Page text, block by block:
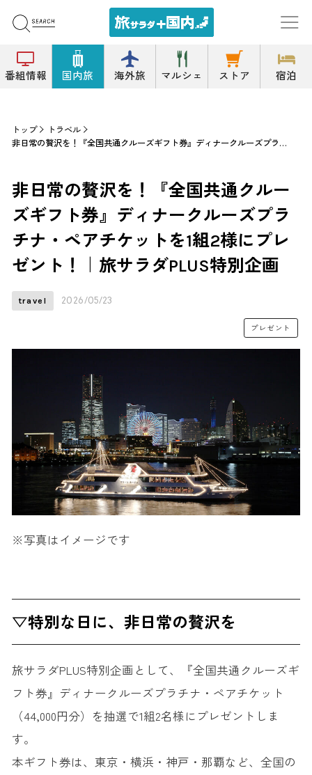
番組情報 国内旅 海外旅 マルシェ ストア 宿泊
トップ
トラベル
非日常の贅沢を！『全国共通クルーズギフト券』ディナークルーズプラチナ・ペアチケットを1組2様にプレゼント！｜旅サラダPLUS特別企画
非日常の贅沢を！『全国共通クルー
ズギフト券』ディナークルーズプラ
チナ・ペアチケットを1組2様にプレ
ゼント！｜旅サラダPLUS特別企画
travel 2026/05/23
プレゼント
※写真はイメージです
▽特別な日に、非日常の贅沢を
旅サラダPLUS特別企画として、『全国共通クルーズギ
フト券』ディナークルーズプラチナ・ペアチケット
（44,000円分）を抽選で1組2名様にプレゼントしま
す。
本ギフト券は、東京・横浜・神戸・那覇など、全国の